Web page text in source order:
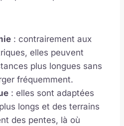
: contrairement aux
elles peuvent
plus longues sans
fréquemment.
: elles sont adaptées
longs et des terrains
des pentes, là où